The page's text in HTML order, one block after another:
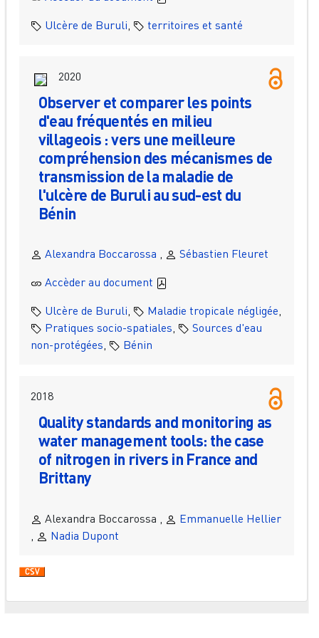
Ulcère de Buruli
territoires et santé
2020
Observer et comparer les points
d'eau fréquentés en milieu
villageois : vers une meilleure
compréhension des mécanismes de
transmission de la maladie de
l'ulcère de Buruli au sud-est du
Bénin
Alexandra Boccarossa ,
Sébastien Fleuret
Accèder au document
Ulcère de Buruli, Maladie tropicale négligée,
Pratiques socio-spatiales,
Sources d'eau
non-protégées, Bénin
2018
Quality standards and monitoring as
water management tools: the case
of nitrogen in rivers in France and
Brittany
Alexandra Boccarossa ,
Emmanuelle Hellier
Nadia Dupont